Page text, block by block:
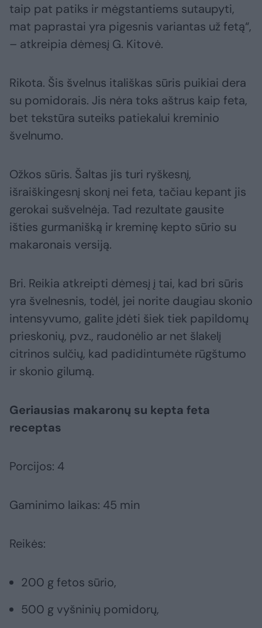
taip pat patiks ir mėgstantiems sutaupyti,
mat paprastai yra pigesnis variantas už fetą“,
– atkreipia dėmesį G. Kitovė.
Rikota. Šis švelnus itališkas sūris puikiai dera
su pomidorais. Jis nėra toks aštrus kaip feta,
bet tekstūra suteiks patiekalui kreminio
švelnumo.
Ožkos sūris. Šaltas jis turi ryškesnį,
išraiškingesnį skonį nei feta, tačiau kepant jis
gerokai sušvelnėja. Tad rezultate gausite
išties gurmanišką ir kreminę kepto sūrio su
makaronais versiją.
Bri. Reikia atkreipti dėmesį į tai, kad bri sūris
yra švelnesnis, todėl, jei norite daugiau skonio
intensyvumo, galite įdėti šiek tiek papildomų
prieskonių, pvz., raudonėlio ar net šlakelį
citrinos sulčių, kad padidintumėte rūgštumo
ir skonio gilumą.
Geriausias makaronų su kepta feta
receptas
Porcijos: 4
Gaminimo laikas: 45 min
Reikės:
200 g fetos sūrio,
500 g vyšninių pomidorų,